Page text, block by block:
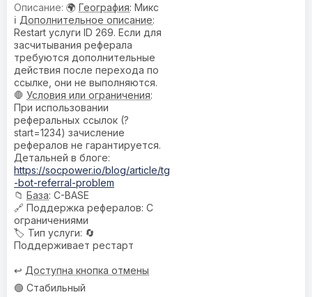
🌍 География: Микс
ℹ️ Дополнительное описание:
Restart услуги ID 269. Если для
засчитывания реферала
требуются дополнительные
действия после перехода по
ссылке, они не выполняются.
🛑 Условия или ограничения:
При использовании
реферальных ссылок (?
start=1234) зачисление
рефералов не гарантируется.
Детальней в блоге:
https://socpower.io/blog/article/tg
-bot-referral-problem
📁 База: C-BASE
🔗 Поддержка рефералов: С
ограничениями
🏷️ Тип услуги: 🔄
Поддерживает рестарт
↩️ Доступна кнопка отмены
🟢 Стабильный